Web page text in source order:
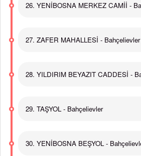
26. YENİBOSNA MERKEZ CAMİİ -
27. ZAFER MAHALLESİ - Bahçelievler
28. YILDIRIM BEYAZIT CADDESİ -
29. TAŞYOL - Bahçelievler
30. YENİBOSNA BEŞYOL -